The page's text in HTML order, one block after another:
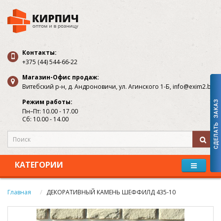
Контакты:
+375 (44) 544-66-22
Магазин-Офис продаж:
Витебский р-н, д. Андроновичи, ул. Агинского 1-Б, info@exim2.by
Режим работы:
Пн–Пт: 10.00 - 17.00
Сб: 10.00 - 14.00
КАТЕГОРИИ
Главная ДЕКОРАТИВНЫЙ КАМЕНЬ ШЕФФИЛД 435-10